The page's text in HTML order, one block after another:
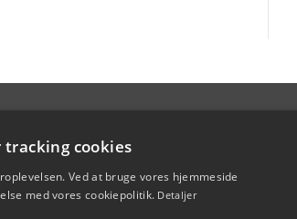
cookies
Ved at bruge vores hjemmeside
med vores cookiepolitik. Detaljer